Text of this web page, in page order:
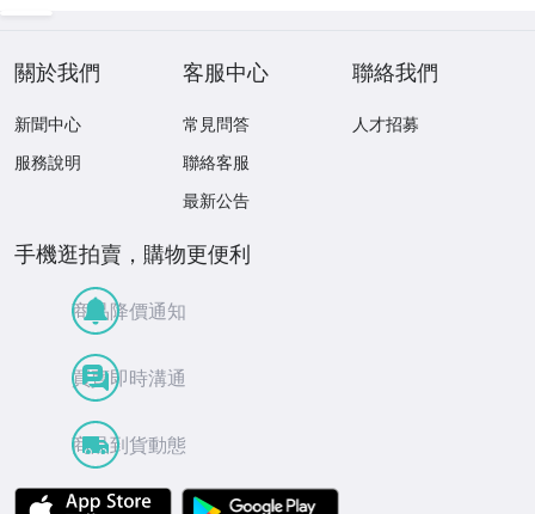
關於我們
新聞中心
服務說明
客服中心
常見問答
聯絡客服
最新公告
聯絡我們
人才招募
手機逛拍賣，購物更便利
商品降價通知
買賣即時溝通
商品到貨動態
APP Store